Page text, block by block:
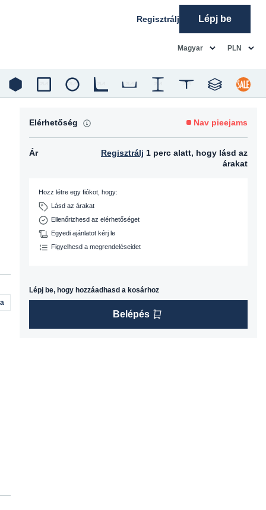
Regisztrálj Lépj be
Magyar PLN
Elérhetőség Nav pieejams
Ár Regisztrálj 1 perc alatt, hogy lásd az
árakat
Hozz létre egy fiókot, hogy:
Lásd az árakat
Ellenőrizhesd az elérhetőséget
Egyedi ajánlatot kérj le
Figyelhesd a megrendeléseidet
Lépj be, hogy hozzáadhasd a kosárhoz
Belépés